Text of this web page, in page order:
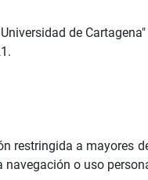
de
restringida a mayores
o uso